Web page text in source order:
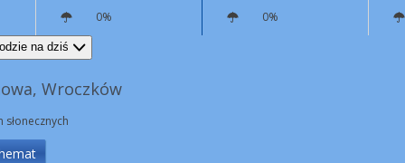
0% 0%
na dziś
Wroczków